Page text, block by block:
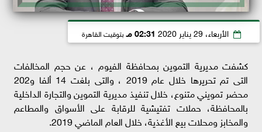
الأربعاء، 29 يناير 2020 02:31 مـ بتوقيت القاهرة
كشفت مديرية التموين بمحافظة الفيوم ، عن حجم المخالفات
التى تم تحريرها خلال عام 2019 ، والتى بلغت 14 ألفا و202
محضر تمويني متنوع، خلال تنفيذ مديرية التموين والتجارة الداخلية
بالمحافظة، حملات تفتيشية للرقابة على الأسواق والمطاعم
والمخابز ومحلات بيع الأغذية، خلال العام الماضي 2019.